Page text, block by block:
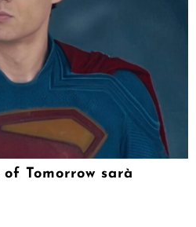
Tomorrow sarà